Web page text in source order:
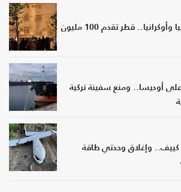
قصف متبادل بين روسيا وأوكرانيا.. قطر تقدم 100 مليون
أوديسا.. ومنع سفينة تركية
وإغلاق وحدتي طاقة